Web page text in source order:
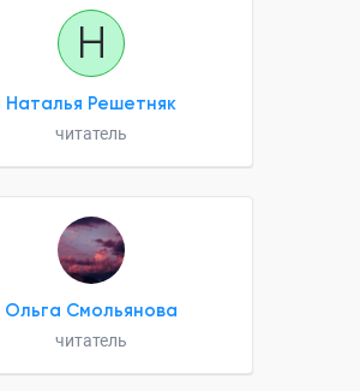
Н
Наталья Решетняк
читатель
Ольга Смольянова
читатель